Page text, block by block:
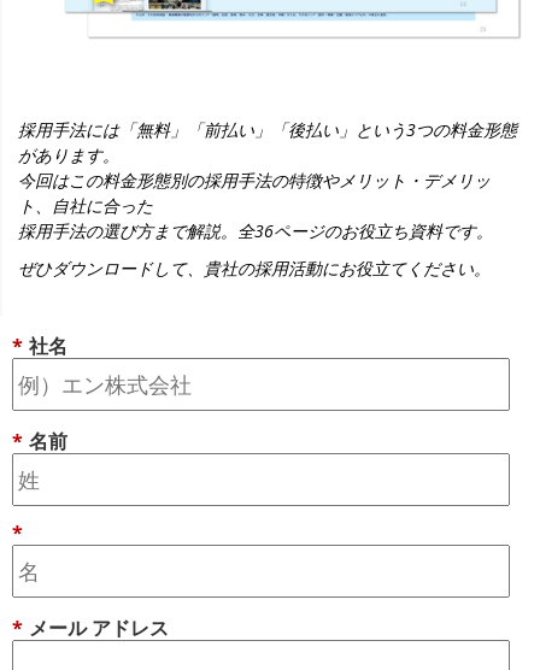
採用手法には「無料」「前払い」「後払い」という3つの料金形態
があります。
今回はこの料金形態別の採用手法の特徴やメリット・デメリッ
ト、自社に合った
採用手法の選び方まで解説。全36ページのお役立ち資料です。
ぜひダウンロードして、貴社の採用活動にお役立てください。
* 社名
* 名前
*
* メール アドレス